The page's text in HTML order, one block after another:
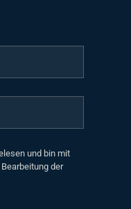
und bin mit
der